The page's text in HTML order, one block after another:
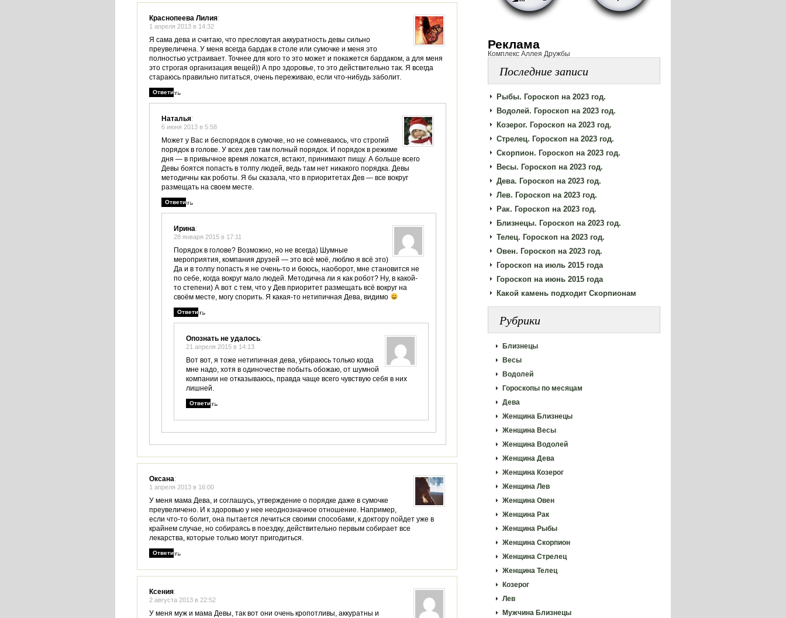
Реклама
Комплекс Аллея Дружбы
Последние записи
Рыбы. Гороскоп на 2023 год.
Водолей. Гороскоп на 2023 год.
Козерог. Гороскоп на 2023 год.
Стрелец. Гороскоп на 2023 год.
Скорпион. Гороскоп на 2023 год.
Весы. Гороскоп на 2023 год.
Дева. Гороскоп на 2023 год.
Лев. Гороскоп на 2023 год.
Рак. Гороскоп на 2023 год.
Близнецы. Гороскоп на 2023 год.
Телец. Гороскоп на 2023 год.
Овен. Гороскоп на 2023 год.
Гороскоп на июль 2015 года
Гороскоп на июнь 2015 года
Какой камень подходит Скорпионам
Рубрики
Близнецы
Весы
Водолей
Гороскопы по месяцам
Дева
Женщина Близнецы
Женщина Весы
Женщина Водолей
Женщина Дева
Женщина Козерог
Женщина Лев
Женщина Овен
Женщина Рак
Женщина Рыбы
Женщина Скорпион
Женщина Стрелец
Женщина Телец
Козерог
Лев
Мужчина Близнецы
Краснопеева Лилия:
1 апреля 2013 в 14:32
Я сама дева и считаю, что пресловутая аккуратность девы сильно
преувеличена. У меня всегда бардак в столе или сумочке и меня это
полностью устраивает. Точнее для кого то это может и покажется бардаком, а для меня
это строгая организация вещей)) А про здоровье, то это действительно так. Я всегда
стараюсь правильно питаться, очень переживаю, если что-нибудь заболит.
Ответить
Наталья:
6 июня 2013 в 5:58
Может у Вас и беспорядок в сумочке, но не сомневаюсь, что строгий
порядок в голове. У всех дев там полный порядок. И порядок в режиме
дня — в привычное время ложатся, встают, принимают пищу. А больше всего
Девы боятся попасть в толпу людей, ведь там нет никакого порядка. Девы
методичны как роботы. Я бы сказала, что в приоритетах Дев — все вокруг
размещать на своем месте.
Ответить
Ирина:
28 января 2015 в 17:11
Порядок в голове? Возможно, но не всегда) Шумные
мероприятия, компания друзей — это всё моё, люблю я всё это)
Да и в толпу попасть я не очень-то и боюсь, наоборот, мне становится не
по себе, когда вокруг мало людей. Методична ли я как робот? Ну, в какой-
то степени) А вот с тем, что у Дев приоритет размещать всё вокруг на
своём месте, могу спорить. Я какая-то нетипичная Дева, видимо
Ответить
Опознать не удалось:
21 апреля 2015 в 14:13
Вот вот, я тоже нетипичная дева, убираюсь только когда
мне надо, хотя в одиночестве побыть обожаю, от шумной
компании не отказываюсь, правда чаще всего чувствую себя в них
лишней.
Ответить
Оксана:
1 апреля 2013 в 16:00
У меня мама Дева, и соглашусь, утверждение о порядке даже в сумочке
преувеличено. И к здоровью у нее неоднозначное отношение. Например,
если что-то болит, она пытается лечиться своими способами, к доктору пойдет уже в
крайнем случае, но собираясь в поездку, действительно первым собирает все
лекарства, которые только могут пригодиться.
Ответить
Ксения:
2 августа 2013 в 22:52
У меня муж и мама Девы, так вот они очень кропотливы, аккуратны и